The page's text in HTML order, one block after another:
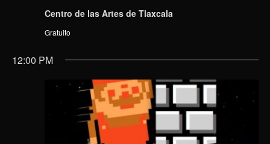
Centro de las Artes de Tlaxcala
Gratuito
12:00 PM